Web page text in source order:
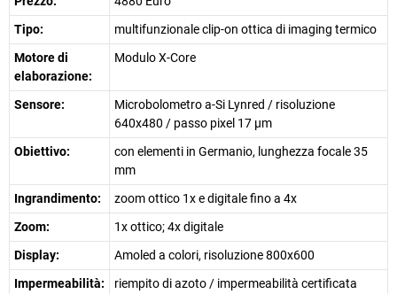
Tipo:
multifunzionale clip-on ottica di imaging termico
Motore di
elaborazione:
Modulo X-Core
Sensore:
Microbolometro a-Si Lynred / risoluzione
640x480 / passo pixel 17 µm
Obiettivo:
con elementi in Germanio, lunghezza focale 35
mm
Ingrandimento:
zoom ottico 1x e digitale fino a 4x
Zoom:
1x ottico; 4x digitale
Display:
Amoled a colori, risoluzione 800x600
Impermeabilità:
riempito di azoto / impermeabilità certificata